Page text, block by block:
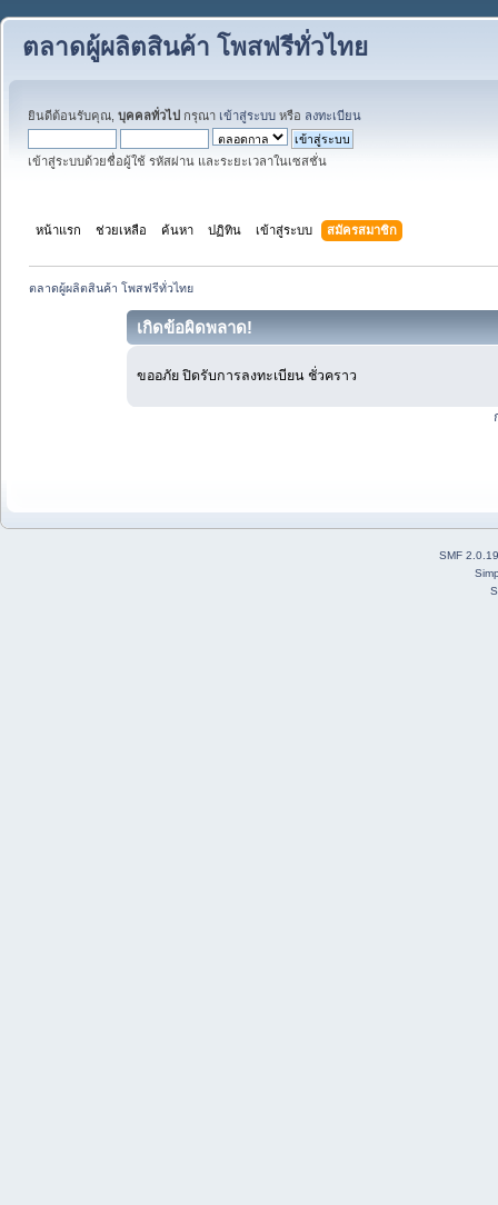
ตลาดผู้ผลิตสินค้า โพสฟรีทั่วไทย
ยินดีต้อนรับคุณ, บุคคลทั่วไป กรุณา เข้าสู่ระบบ หรือ ลงทะเบียน
เข้าสู่ระบบด้วยชื่อผู้ใช้ รหัสผ่าน และระยะเวลาในเซสชั่น
หน้าแรก ช่วยเหลือ ค้นหา ปฏิทิน เข้าสู่ระบบ สมัครสมาชิก
ตลาดผู้ผลิตสินค้า โพสฟรีทั่วไทย
เกิดข้อผิดพลาด!
ขออภัย ปิดรับการลงทะเบียน ชั่วคราว
SMF 2.0.19